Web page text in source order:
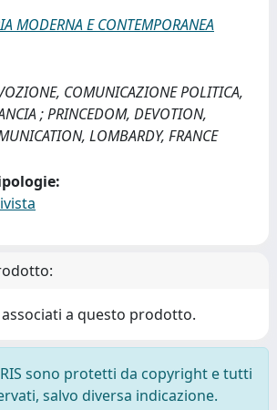
MODERNA E CONTEMPORANEA
COMUNICAZIONE POLITICA,
; PRINCEDOM, DEVOTION,
LOMBARDY, FRANCE
a questo prodotto.
sono protetti da copyright e tutti
salvo diversa indicazione.